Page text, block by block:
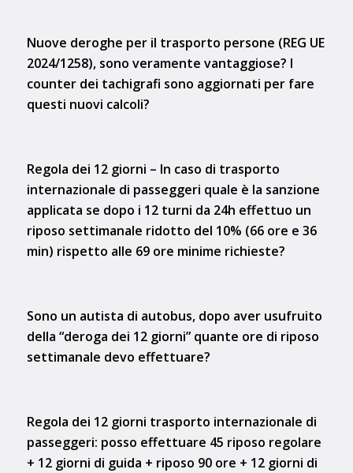
Nuove deroghe per il trasporto persone (REG UE
2024/1258), sono veramente vantaggiose? I
counter dei tachigrafi sono aggiornati per fare
questi nuovi calcoli?
Regola dei 12 giorni – In caso di trasporto
internazionale di passeggeri quale è la sanzione
applicata se dopo i 12 turni da 24h effettuo un
riposo settimanale ridotto del 10% (66 ore e 36
min) rispetto alle 69 ore minime richieste?
Sono un autista di autobus, dopo aver usufruito
della “deroga dei 12 giorni” quante ore di riposo
settimanale devo effettuare?
Regola dei 12 giorni trasporto internazionale di
passeggeri: posso effettuare 45 riposo regolare
+ 12 giorni di guida + riposo 90 ore + 12 giorni di